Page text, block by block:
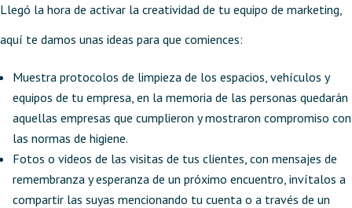
Llegó la hora de activar la creatividad de tu equipo de marketing,
aquí te damos unas ideas para que comiences:
Muestra protocolos de limpieza de los espacios, vehículos y
equipos de tu empresa, en la memoria de las personas quedarán
aquellas empresas que cumplieron y mostraron compromiso con
las normas de higiene.
Fotos o videos de las visitas de tus clientes, con mensajes de
remembranza y esperanza de un próximo encuentro, invítalos a
compartir las suyas mencionando tu cuenta o a través de un